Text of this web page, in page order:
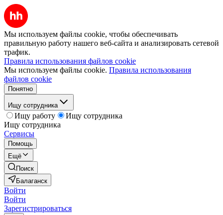
Мы используем файлы cookie, чтобы обеспечивать
правильную работу нашего веб-сайта и анализировать сетевой
трафик.
Правила использования файлов cookie
Мы используем файлы cookie. Правила использования
файлов cookie
Понятно
Ищу сотрудника
Ищу работу
Ищу сотрудника
Ищу сотрудника
Сервисы
Помощь
Ещё
Поиск
Балаганск
Войти
Войти
Зарегистрироваться